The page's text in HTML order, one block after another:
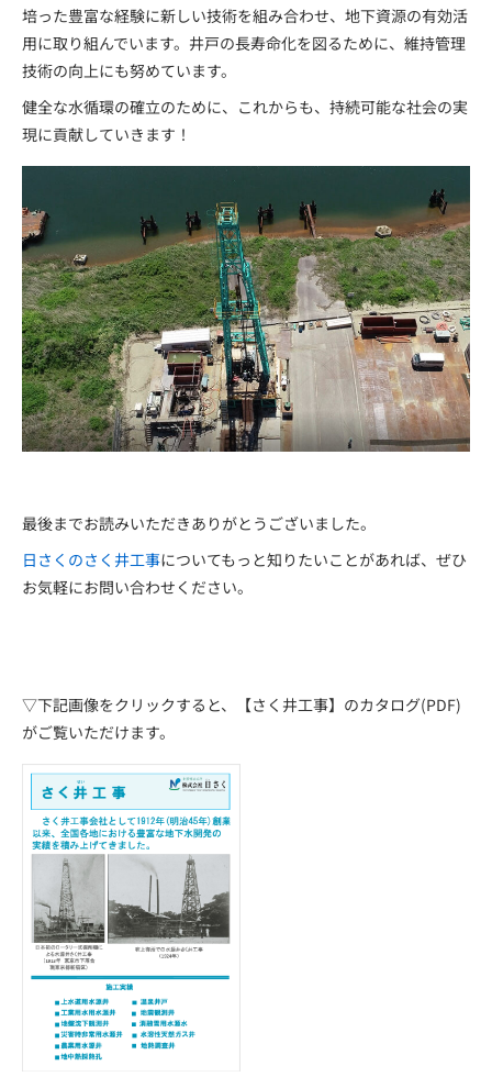
培った豊富な経験に新しい技術を組み合わせ、地下資源の有効活
用に取り組んでいます。井戸の長寿命化を図るために、維持管理
技術の向上にも努めています。
健全な水循環の確立のために、これからも、持続可能な社会の実
現に貢献していきます！
最後までお読みいただきありがとうございました。
日さくのさ く井工事についてもっと知りたいことがあれば、ぜひ
お気軽にお問い合わせください。
▽下記画像をクリックすると、【さく井工事】のカタログ(PDF)
がご覧いただけます。